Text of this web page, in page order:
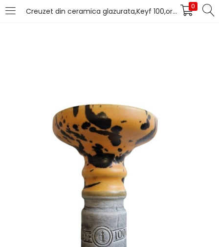
Creuzet din ceramica glazurata,Keyf 100,orange/negru 0
LOGIN
Îți amintești de mine